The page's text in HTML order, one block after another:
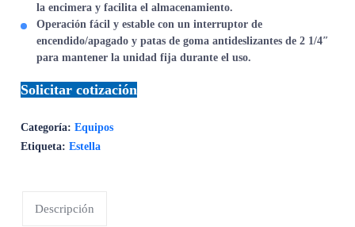
la encimera y facilita el almacenamiento.
Operación fácil y estable con un interruptor de
encendido/apagado y patas de goma antideslizantes de 2 1/4″
para mantener la unidad fija durante el uso.
Solicitar cotización
Categoría:Equipos
Etiqueta:Estella
Descripción